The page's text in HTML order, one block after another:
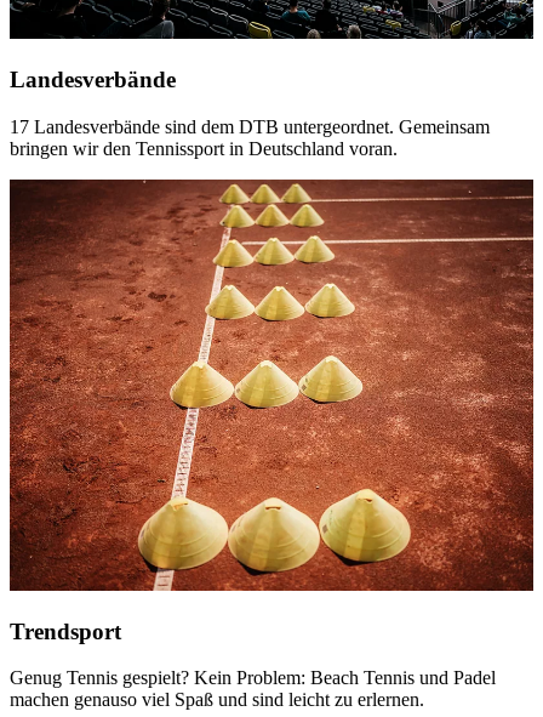
Landesverbände
17 Landesverbände sind dem DTB untergeordnet. Gemeinsam
bringen wir den Tennissport in Deutschland voran.
Trendsport
Genug Tennis gespielt? Kein Problem: Beach Tennis und Padel
machen genauso viel Spaß und sind leicht zu erlernen.